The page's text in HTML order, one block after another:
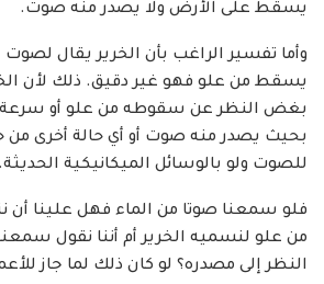
يسقط على الأرض ولا يصدر منه صوت.
وأما تفسير الراغب بأن الخرير يقال لصوت
يسقط من علو فهو غير دقيق. ذلك لأن
بغض النظر عن سقوطه من علو أو سرعة
بحيث يصدر منه صوت أو أي حالة أخرى من
للصوت ولو بالوسائل الميكانيكية الحديثة.
فلو سمعنا صوتا من الماء فهل علينا أن
من علو لنسميه الخرير أم أننا نقول
النظر إلى مصدره؟ لو كان ذلك لما جاز